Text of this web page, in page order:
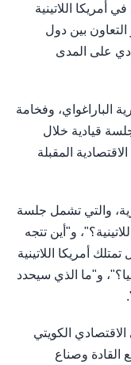
أمريكا اللاتينية
التعاون بين دول
على المدى
الباراغواي، وفخامة
قيادية خلال
المقبلة
والتي تشمل جلسة
و"أين تتجه
أمريكا اللاتينية
و"ما الذي سيحدد
الاقتصادي الكويتي
القادة وصناع